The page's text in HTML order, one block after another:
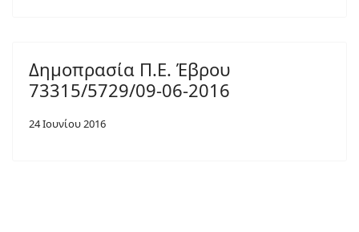
Δημοπρασία Π.Ε. Έβρου
73315/5729/09-06-2016
24 Ιουνίου 2016